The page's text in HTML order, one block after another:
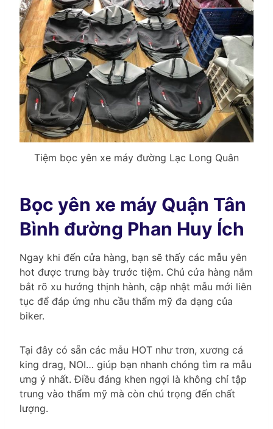
Tiệm bọc yên xe máy đường Lạc Long Quân
Bọc yên xe máy Quận Tân
Bình đường Phan Huy Ích
Ngay khi đến cửa hàng, bạn sẽ thấy các mẫu yên
hot được trưng bày trước tiệm. Chủ cửa hàng nắm
bắt rõ xu hướng thịnh hành, cập nhật mẫu mới liên
tục để đáp ứng nhu cầu thẩm mỹ đa dạng của
biker.
Tại đây có sẵn các mẫu HOT như trơn, xương cá
king drag, NOI… giúp bạn nhanh chóng tìm ra mẫu
ưng ý nhất. Điều đáng khen ngợi là không chỉ tập
trung vào thẩm mỹ mà còn chú trọng đến chất
lượng.